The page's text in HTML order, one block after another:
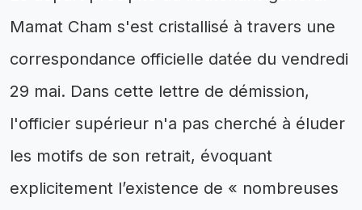
Mamat Cham s'est cristallisé à travers une
correspondance officielle datée du vendredi
29 mai. Dans cette lettre de démission,
l'officier supérieur n'a pas cherché à éluder
les motifs de son retrait, évoquant
explicitement l’existence de « nombreuses